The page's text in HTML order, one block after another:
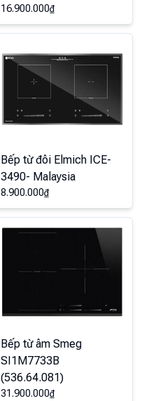
16.900.000₫
Bếp từ đôi Elmich ICE-
3490- Malaysia
8.900.000₫
Bếp từ âm Smeg
SI1M7733B
(536.64.081)
31.900.000₫